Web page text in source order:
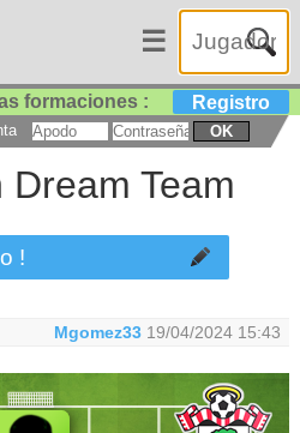
☰
formaciones : Registro
OK
Team
!
Mgomez33 19/04/2024 15:43